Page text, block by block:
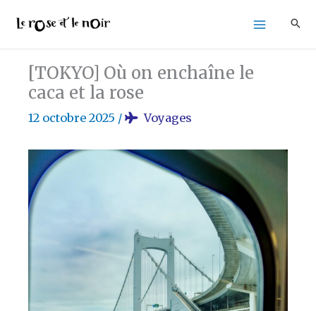
contenu
[TOKYO] Où on enchaîne le
caca et la rose
12 octobre 2025 / Voyages